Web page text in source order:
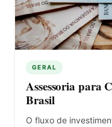
GERAL
Assessoria para
Brasil
O fluxo de